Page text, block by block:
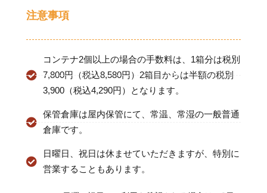
注意事項
コンテナ2個以上の場合の手数料は、1箱分は税別
7,800円（税込8,580円）2箱目からは半額の税別
3,900（税込4,290円）となります。
保管倉庫は屋内保管にて、常温、常湿の一般普通
倉庫です。
日曜日、祝日は休ませていただきますが、特別に
営業することもあります。